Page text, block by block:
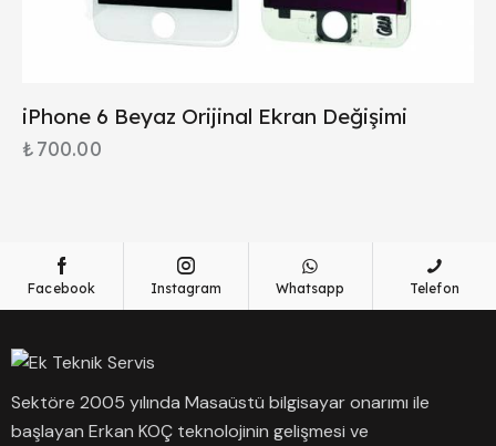
iPhone 6 Beyaz Orijinal Ekran Değişimi
₺700.00
Facebook Instagram Whatsapp Telefon
Sektöre 2005 yılında Masaüstü bilgisayar onarımı ile
başlayan Erkan KOÇ teknolojinin gelişmesi ve